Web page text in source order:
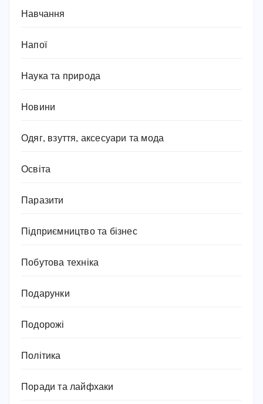
Навчання
Напої
Наука та природа
Новини
Одяг, взуття, аксесуари та мода
Освіта
Паразити
Підприємництво та бізнес
Побутова техніка
Подарунки
Подорожі
Політика
Поради та лайфхаки